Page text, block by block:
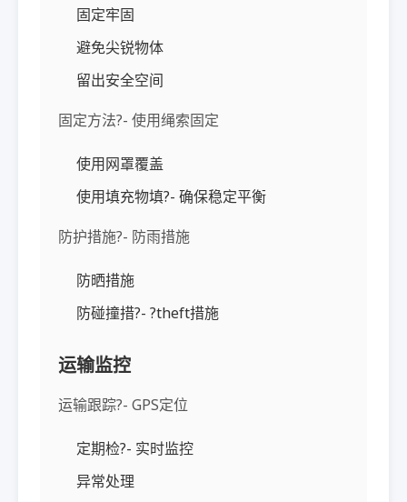
固定牢固
避免尖锐物体
留出安全空间
固定方法?- 使用绳索固定
使用网罩覆盖
使用填充物填?- 确保稳定平衡
防护措施?- 防雨措施
防晒措施
防碰撞措?- ?theft措施
运输监控
运输跟踪?- GPS定位
定期检?- 实时监控
异常处理